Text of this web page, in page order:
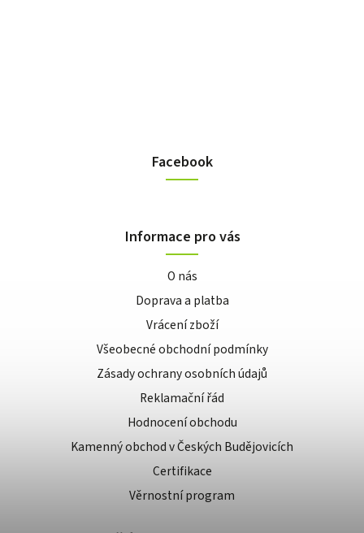
Facebook
Informace pro vás
O nás
Doprava a platba
Vrácení zboží
Všeobecné obchodní podmínky
Zásady ochrany osobních údajů
Reklamační řád
Hodnocení obchodu
Kamenný obchod v Českých Budějovicích
Certifikace
Věrnostní program